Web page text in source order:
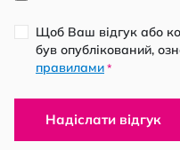
Щоб Ваш відгук або
був опублікований,
правилами *
Надіслати відгук